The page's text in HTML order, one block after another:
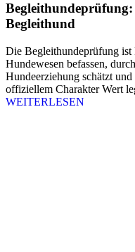
Begleithund
Die Begleithundeprüfung ist
Hundewesen befassen,
Hundeerziehung schätzt
offiziellem Charakter Wert
WEITERLESEN